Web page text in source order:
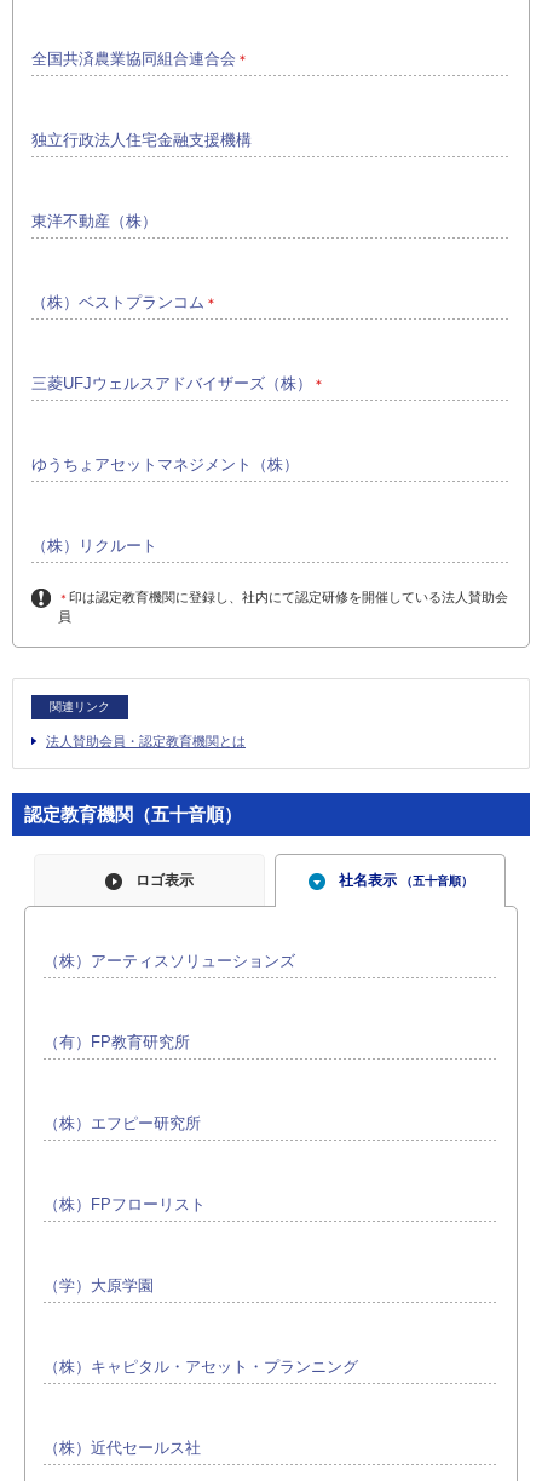
全国共済農業協同組合連合会 ＊
独立行政法人住宅金融支援機構
東洋不動産（株）
（株）ベストプランコム ＊
三菱UFJウェルスアドバイザーズ（株） ＊
ゆうちょアセットマネジメント（株）
（株）リクルート
＊ 印は認定教育機関に登録し、社内にて認定研修を開催している法人賛助会
員
関連リンク
法人賛助会員・認定教育機関とは
認定教育機関（五十音順）
ロゴ表示 社名表示 （五十音順）
（株）アーティスソリューションズ
（有）FP教育研究所
（株）エフピー研究所
（株）FPフローリスト
（学）大原学園
（株）キャピタル・アセット・プランニング
（株）近代セールス社